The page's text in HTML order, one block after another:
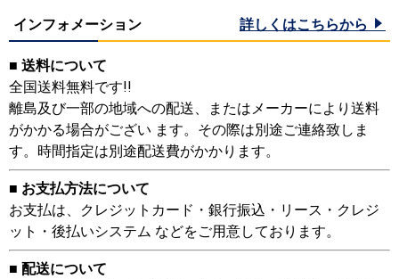
インフォメーション 詳しくはこちらから
■ 送料について
全国送料無料です!!
離島及び一部の地域への配送、またはメーカーにより送料
がかかる場合がござい ます。その際は別途ご連絡致しま
す。時間指定は別途配送費がかかります。
■ お支払方法について
お支払は、クレジットカード・銀行振込・リース・クレジ
ット・後払いシステム などをご用意しております。
■ 配送について